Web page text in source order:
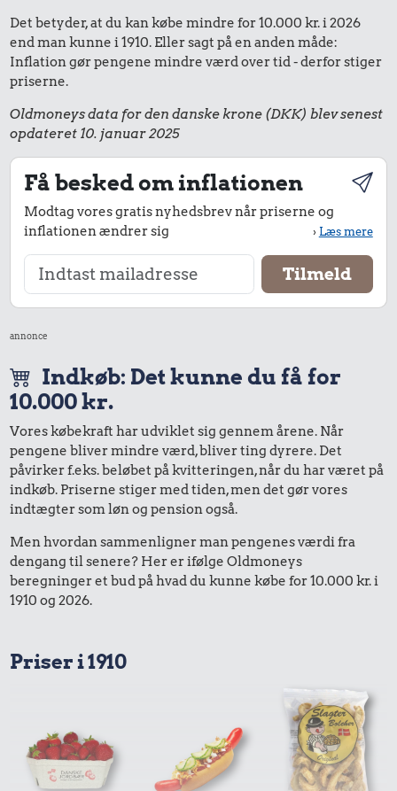
Det betyder, at du kan købe mindre for 10.000 kr. i 2026
end man kunne i 1910. Eller sagt på en anden måde:
Inflation gør pengene mindre værd over tid - derfor stiger
priserne.
Oldmoneys data for den danske krone (DKK) blev senest
opdateret 10. januar 2025
Få besked om inflationen
Modtag vores gratis nyhedsbrev når priserne og
inflationen ændrer sig
›Læs mere
annonce
Indkøb: Det kunne du få for
10.000 kr.
Vores købekraft har udviklet sig gennem årene. Når
pengene bliver mindre værd, bliver ting dyrere. Det
påvirker f.eks. beløbet på kvitteringen, når du har været på
indkøb. Priserne stiger med tiden, men det gør vores
indtægter som løn og pension også.
Men hvordan sammenligner man pengenes værdi fra
dengang til senere? Her er ifølge Oldmoneys
beregninger et bud på hvad du kunne købe for 10.000 kr. i
1910 og 2026.
Priser i 1910